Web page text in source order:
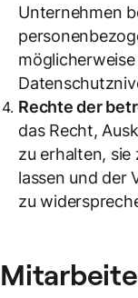
Unternehmen
Rechte der
das Recht,
zu erhalten,
lassen und der
zu